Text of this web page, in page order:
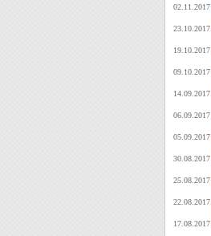
02.11.2017
23.10.2017
19.10.2017
09.10.2017
14.09.2017
06.09.2017
05.09.2017
30.08.2017
25.08.2017
22.08.2017
17.08.2017